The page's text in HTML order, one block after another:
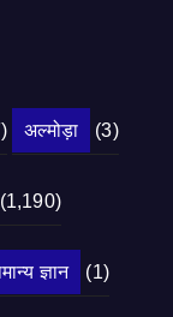
अल्मोड़ा (3)
(1,190)
ज्ञान (1)